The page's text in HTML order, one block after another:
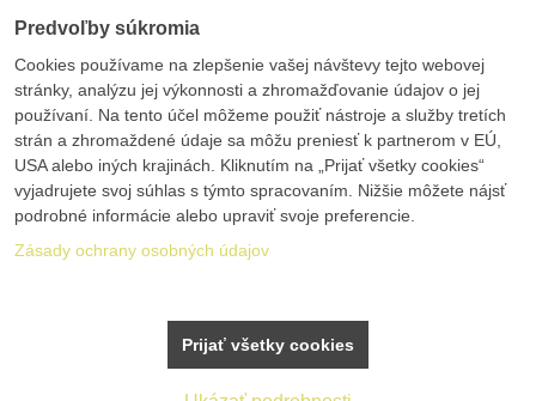
Predvoľby súkromia
Cookies používame na zlepšenie vašej návštevy tejto webovej
stránky, analýzu jej výkonnosti a zhromažďovanie údajov o jej
používaní. Na tento účel môžeme použiť nástroje a služby tretích
strán a zhromaždené údaje sa môžu preniesť k partnerom v EÚ,
USA alebo iných krajinách. Kliknutím na „Prijať všetky cookies“
vyjadrujete svoj súhlas s týmto spracovaním. Nižšie môžete nájsť
podrobné informácie alebo upraviť svoje preferencie.
Zásady ochrany osobných údajov
Prijať všetky cookies